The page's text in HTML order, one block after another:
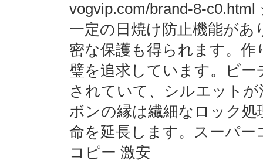
vogvip.com/brand-8-
一定の日焼け防止機能があ
密な保護も得られます。
璧を追求しています。ビ
されていて、シルエット
ボンの縁は繊細なロック
命を延長します。スーパー
コピー 激安